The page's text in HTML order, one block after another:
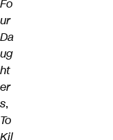
Fo
ur
Da
ug
ht
er
s,
To